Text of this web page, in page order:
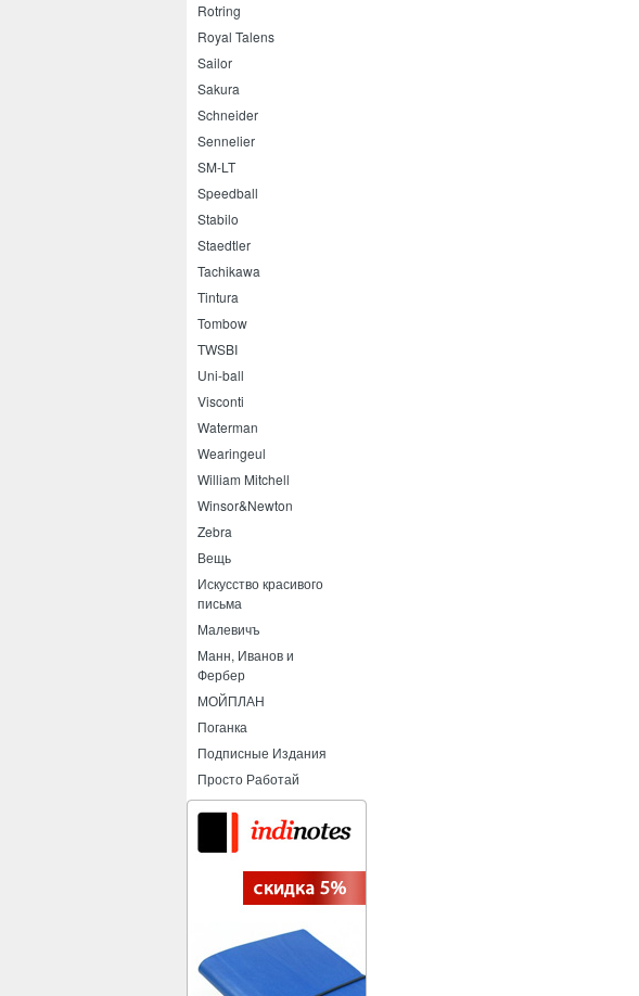
Rotring
Royal Talens
Sailor
Sakura
Schneider
Sennelier
SM-LT
Speedball
Stabilo
Staedtler
Tachikawa
Tintura
Tombow
TWSBI
Uni-ball
Visconti
Waterman
Wearingeul
William Mitchell
Winsor&Newton
Zebra
Вещь
Искусство красивого
письма
Малевичъ
Манн, Иванов и
Фербер
МОЙПЛАН
Поганка
Подписные Издания
Просто Работай